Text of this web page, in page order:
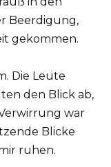
Beerdigung,
gekommen.
Die Leute
den Blick ab,
war
Blicke
ruhen.